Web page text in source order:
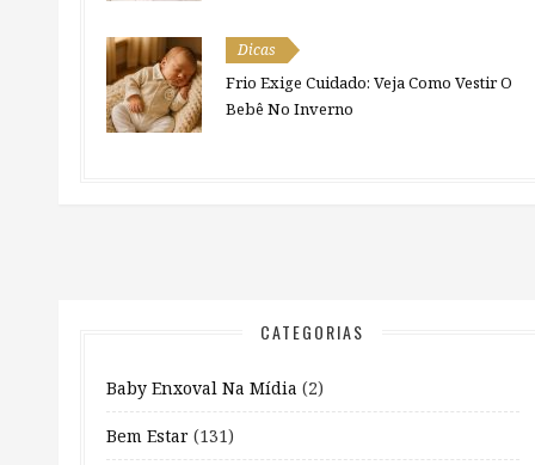
Dicas
Frio Exige Cuidado: Veja Como Vestir O
Bebê No Inverno
CATEGORIAS
Baby Enxoval Na Mídia (2)
Bem Estar (131)